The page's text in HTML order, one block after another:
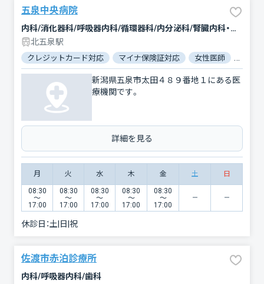
五泉中央病院
内科/消化器科/呼吸器内科/循環器科/内分泌科/腎臓内科・外科/小児科/眼科/麻酔科/外科/脳神経外科/泌尿器科/整形外科
北五泉駅
クレジットカード対応 マイナ保険証対応 女性医師
新潟県五泉市太田４８９番地１にある医
療機関です。
詳細を見る
月 火 水 木 金 土 日
08:30
〜
17:00
08:30
〜
17:00
08:30
〜
17:00
08:30
〜
17:00
08:30
〜
17:00
休診日：土|日|祝
佐渡市赤泊診療所
内科/呼吸器内科/歯科